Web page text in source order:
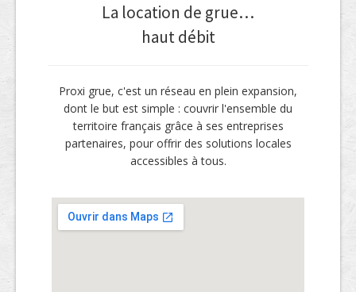
La location de grue…
haut débit
Proxi grue, c'est un réseau en plein expansion,
dont le but est simple : couvrir l'ensemble du
territoire français grâce à ses entreprises
partenaires, pour offrir des solutions locales
accessibles à tous.